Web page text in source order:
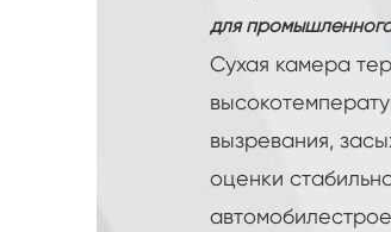
Высокая Низкая Температура
Испытательной Камеры
Климатическая камера CO2
Камера контролируемая окружающей
для
Сухая камера
вызревания,
оценки